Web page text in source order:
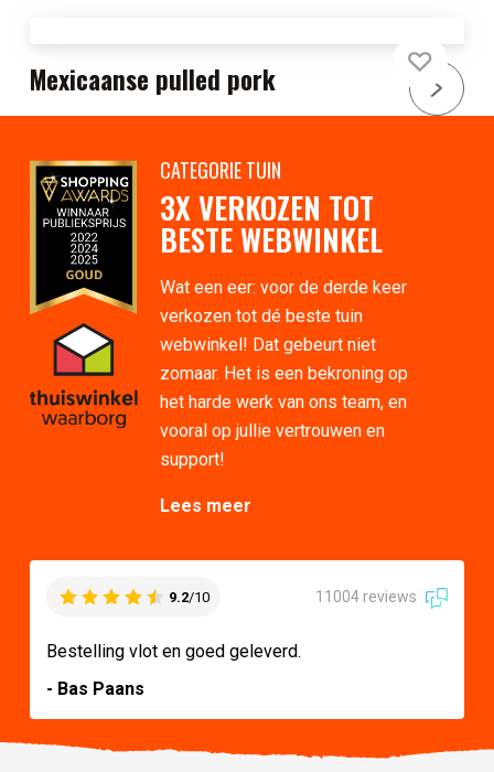
Mexicaanse pulled pork
CATEGORIE TUIN
3X VERKOZEN TOT
BESTE WEBWINKEL
Wat een eer: voor de derde keer
verkozen tot dé beste tuin
webwinkel! Dat gebeurt niet
zomaar. Het is een bekroning op
het harde werk van ons team, en
vooral op jullie vertrouwen en
support!
Lees meer
9.2/10 11004 reviews
Bestelling vlot en goed geleverd.
- Bas Paans